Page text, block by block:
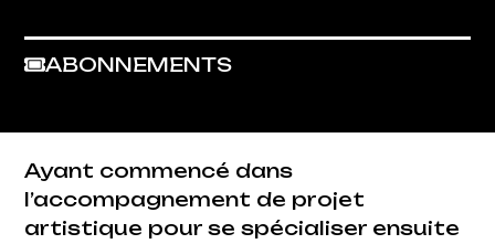
ABONNEMENTS
Ayant commencé dans
l’accompagnement de projet
artistique pour se spécialiser ensuite